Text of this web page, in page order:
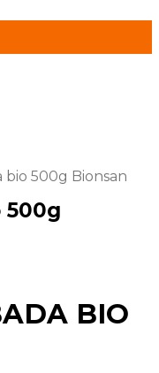
500g Bionsan
500g
BIO